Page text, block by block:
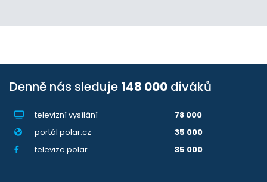
Denně nás sleduje 148 000 diváků
televizní vysílání
78 000
portál polar.cz
35 000
televize.polar
35 000